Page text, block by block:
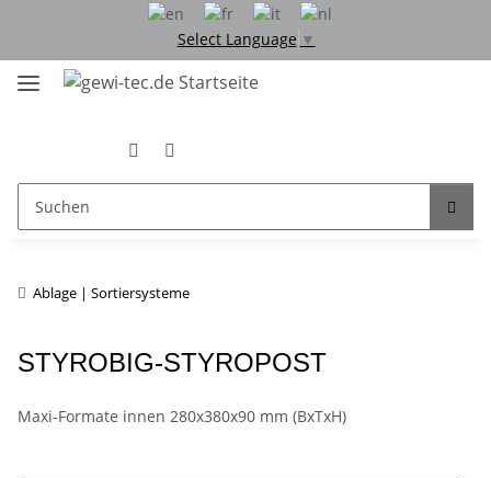
Select Language ▼
Ablage | Sortiersysteme
STYROBIG-STYROPOST
Maxi-Formate innen 280x380x90 mm (BxTxH)